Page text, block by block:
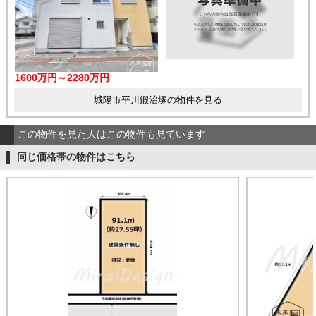
1600万円～2280万円
城陽市平川鍜治塚の物件を見る
この物件を見た人はこの物件も見ています
同じ価格帯の物件はこちら